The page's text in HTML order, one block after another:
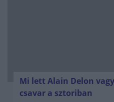
Mi lett Alain Delon
csavar a sztoriban